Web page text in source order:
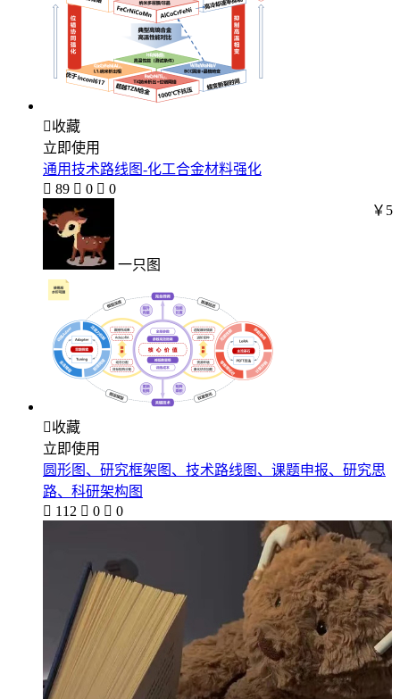
收藏
立即使用
通用技术路线图-化工合金材料强化
 89  0  0
一只图
￥5
收藏
立即使用
圆形图、研究框架图、技术路线图、课题申报、研究思
路、科研架构图
 112  0  0